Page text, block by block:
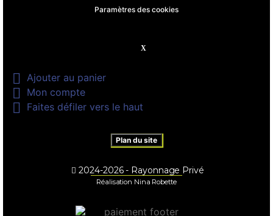
Paramètres des cookies
 Ajouter au panier
 Mon compte
 Faites défiler vers le haut
Plan du site
2024-2026 - Rayonnage Privé
Réalisation Nina Robette